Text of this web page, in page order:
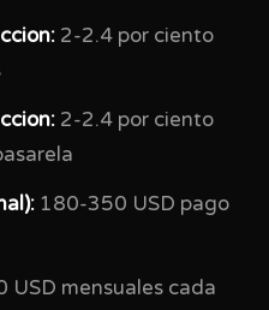
2-2.4 por ciento
2-2.4 por ciento
180-350 USD pago
USD mensuales cada